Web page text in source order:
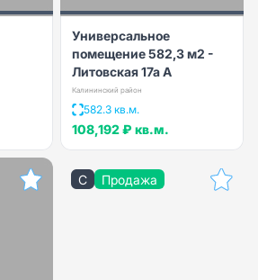
Универсальное
помещение 582,3 м2 -
Литовская 17а А
Калининский район
582.3 кв.м.
108,192 ₽ кв.м.
C Продажа